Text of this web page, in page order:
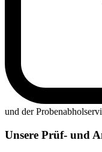
und der
Unsere Prüf- und